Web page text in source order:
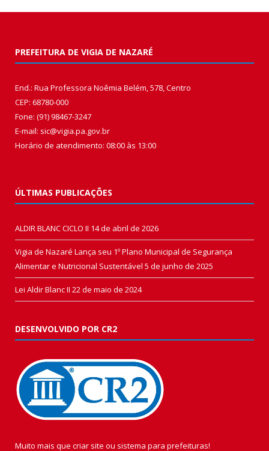
PREFEITURA DE VIGIA DE NAZARÉ
End.: Rua Professora Noêmia Belém, 578, Centro
CEP: 68780-000
Fone: (91) 98467-3247
E-mail: sic@vigia.pa.gov.br
Horário de atendimento: 08:00 às 13:00
ÚLTIMAS PUBLICAÇÕES
ALDIR BLANC CICLO II 14 de abril de 2026
Vigia de Nazaré Lança seu 1º Plano Municipal de Segurança
Alimentar e Nutricional Sustentável 5 de junho de 2025
Lei Aldir Blanc II 22 de maio de 2024
DESENVOLVIDO POR CR2
Muito mais que criar site ou sistema para prefeituras!